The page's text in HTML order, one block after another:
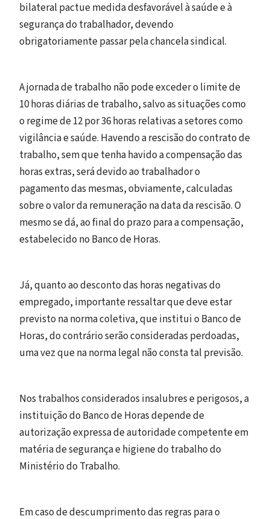
bilateral pactue medida desfavorável à saúde e à
segurança do trabalhador, devendo
obrigatoriamente passar pela chancela sindical.
A jornada de trabalho não pode exceder o limite de
10 horas diárias de trabalho, salvo as situações como
o regime de 12 por 36 horas relativas a setores como
vigilância e saúde. Havendo a rescisão do contrato de
trabalho, sem que tenha havido a compensação das
horas extras, será devido ao trabalhador o
pagamento das mesmas, obviamente, calculadas
sobre o valor da remuneração na data da rescisão. O
mesmo se dá, ao final do prazo para a compensação,
estabelecido no Banco de Horas.
Já, quanto ao desconto das horas negativas do
empregado, importante ressaltar que deve estar
previsto na norma coletiva, que institui o Banco de
Horas, do contrário serão consideradas perdoadas,
uma vez que na norma legal não consta tal previsão.
Nos trabalhos considerados insalubres e perigosos, a
instituição do Banco de Horas depende de
autorização expressa de autoridade competente em
matéria de segurança e higiene do trabalho do
Ministério do Trabalho.
Em caso de descumprimento das regras para o